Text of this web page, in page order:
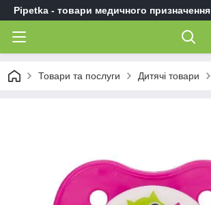
Pipetka - товари медичного призначення
Товари та послуги Дитячі товари